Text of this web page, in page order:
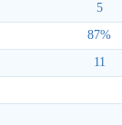
5
87%
11